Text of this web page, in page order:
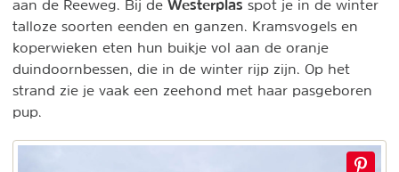
aan de Reeweg. Bij de Westerplas spot je in de winter
talloze soorten eenden en ganzen. Kramsvogels en
koperwieken eten hun buikje vol aan de oranje
duindoornbessen, die in de winter rijp zijn. Op het
strand zie je vaak een zeehond met haar pasgeboren
pup.